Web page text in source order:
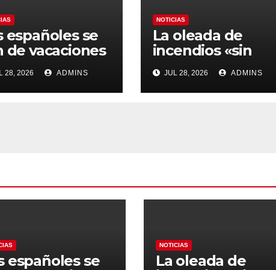
españoles se
de vacaciones
los
hasta
más caros
28, 2026 ADMINS
NOTICIAS
La oleada de
incendios «sin
capacidad de
extinción» en Ávila
y al oeste de
JUL 28, 2026 ADMINS
españoles se
NOTICIAS
La oleada de